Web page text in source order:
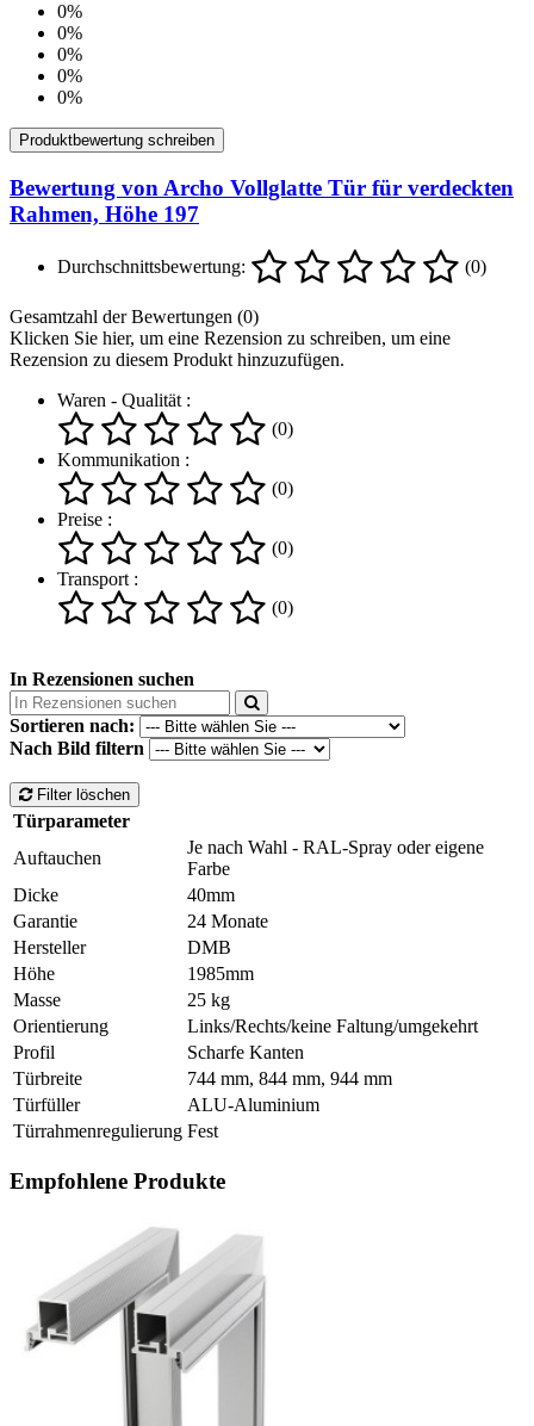
0%
0%
0%
0%
0%
Produktbewertung schreiben
Bewertung von Archo Vollglatte Tür für verdeckten
Rahmen, Höhe 197
Durchschnittsbewertung: (0)
Gesamtzahl der Bewertungen (0)
Klicken Sie hier, um eine Rezension zu schreiben, um eine
Rezension zu diesem Produkt hinzuzufügen.
Waren - Qualität :
(0)
Kommunikation :
(0)
Preise :
(0)
Transport :
(0)
In Rezensionen suchen
Sortieren nach:
Nach Bild filtern
Filter löschen
Türparameter
Auftauchen
Je nach Wahl - RAL-Spray oder eigene
Farbe
Dicke
40mm
Garantie
24 Monate
Hersteller
DMB
Höhe
1985mm
Masse
25 kg
Orientierung
Links/Rechts/keine Faltung/umgekehrt
Profil
Scharfe Kanten
Türbreite
744 mm, 844 mm, 944 mm
Türfüller
ALU-Aluminium
Türrahmenregulierung Fest
Empfohlene Produkte